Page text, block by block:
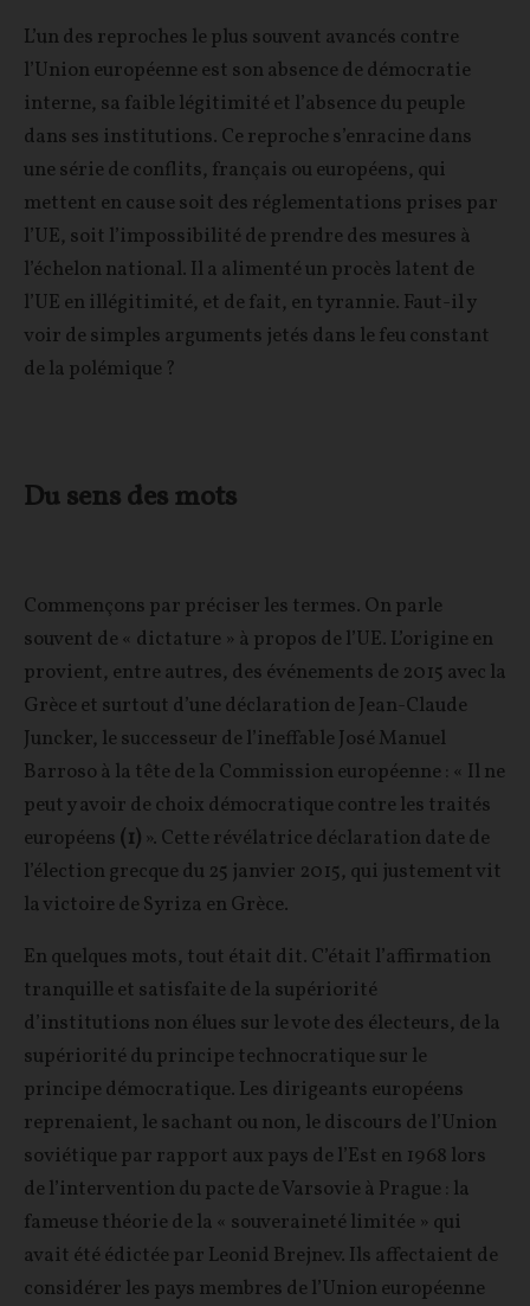
L’un des reproches le plus souvent avancés contre
l’Union européenne est son absence de démocratie
interne, sa faible légitimité et l’absence du peuple
dans ses institutions. Ce reproche s’enracine dans
une série de conflits, français ou européens, qui
mettent en cause soit des réglementations prises par
l’UE, soit l’impossibilité de prendre des mesures à
l’échelon national. Il a alimenté un procès latent de
l’UE en illégitimité, et de fait, en tyrannie. Faut-il y
voir de simples arguments jetés dans le feu constant
de la polémique ?
Du sens des mots
Commençons par préciser les termes. On parle
souvent de « dictature » à propos de l’UE. L’origine en
provient, entre autres, des événements de 2015 avec la
Grèce et surtout d’une déclaration de Jean-Claude
Juncker, le successeur de l’ineffable José Manuel
Barroso à la tête de la Commission européenne : « Il ne
peut y avoir de choix démocratique contre les traités
européens (1) ». Cette révélatrice déclaration date de
l’élection grecque du 25 janvier 2015, qui justement vit
la victoire de Syriza en Grèce.
En quelques mots, tout était dit. C’était l’affirmation
tranquille et satisfaite de la supériorité
d’institutions non élues sur le vote des électeurs, de la
supériorité du principe technocratique sur le
principe démocratique. Les dirigeants européens
reprenaient, le sachant ou non, le discours de l’Union
soviétique par rapport aux pays de l’Est en 1968 lors
de l’intervention du pacte de Varsovie à Prague : la
fameuse théorie de la « souveraineté limitée » qui
avait été édictée par Leonid Brejnev. Ils affectaient de
considérer les pays membres de l’Union européenne